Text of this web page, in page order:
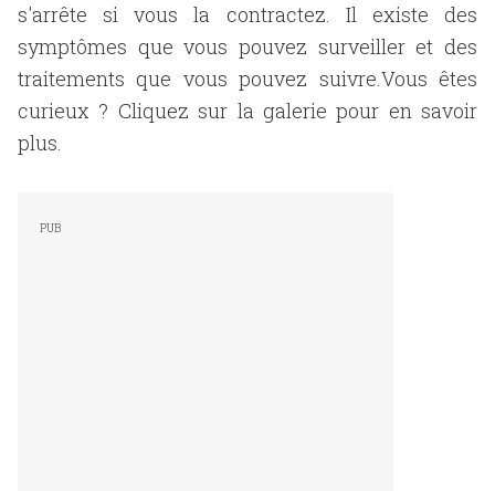
s'arrête si vous la contractez. Il existe des
symptômes que vous pouvez surveiller et des
traitements que vous pouvez suivre.Vous êtes
curieux ? Cliquez sur la galerie pour en savoir
plus.